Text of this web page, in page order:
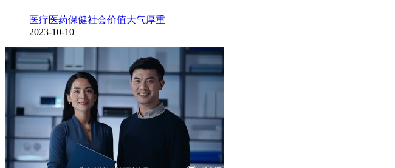
医疗医药保健社会价值大气厚重
2023-10-10